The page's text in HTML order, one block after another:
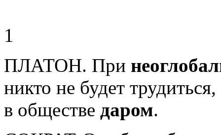
1
ПЛАТОН. При
никто не будет
в обществе даром.